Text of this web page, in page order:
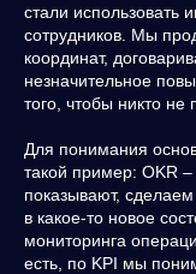
стали использовать
сотрудников. Мы
координат,
незначительное
того, чтобы никто не
Для понимания
такой пример: OKR
показывают,
в какое-то новое
мониторинга
есть, по KPI мы